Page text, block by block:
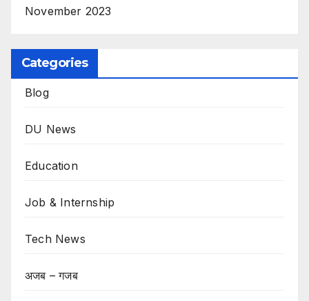
November 2023
Categories
Blog
DU News
Education
Job & Internship
Tech News
अजब – गजब